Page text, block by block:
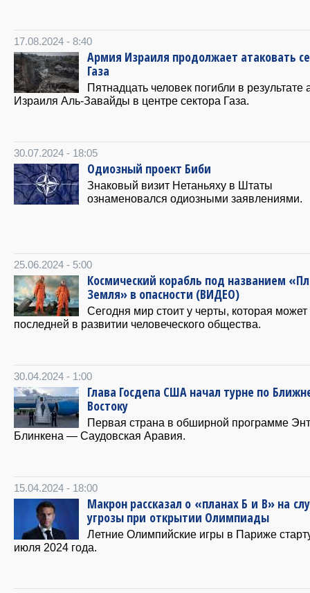
17.08.2024 - 8:40
Армия Израиля продолжает атаковать
Газа
Пятнадцать человек погибли в результате
Израиля Аль-Завайды в центре сектора Газа.
30.07.2024 - 18:05
Одиозный проект Биби
Знаковый визит Нетаньяху в Штаты
ознаменовался одиозными заявлениями.
25.06.2024 - 5:00
Космический корабль под названием
Земля» в опасности (ВИДЕО)
Сегодня мир стоит у черты, которая может
последней в развитии человеческого общества.
30.04.2024 - 1:00
Глава Госдепа США начал турне по
Востоку
Первая страна в обширной программе
Блинкена — Саудовская Аравия.
15.04.2024 - 18:00
Макрон рассказал о «планах Б и В» на
угрозы при открытии Олимпиады
Летние Олимпийские игры в Париже
июля 2024 года.